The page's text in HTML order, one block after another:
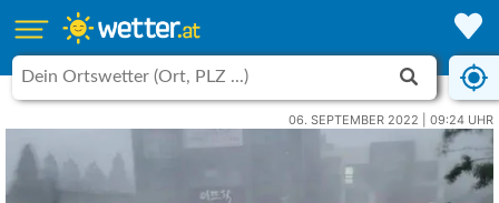
06. SEPTEMBER 2022 | 09:24 UHR